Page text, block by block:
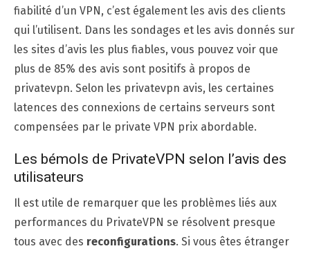
fiabilité d’un VPN, c’est également les avis des clients
qui l’utilisent. Dans les sondages et les avis donnés sur
les sites d’avis les plus fiables, vous pouvez voir que
plus de 85% des avis sont positifs à propos de
privatevpn. Selon les privatevpn avis, les certaines
latences des connexions de certains serveurs sont
compensées par le private VPN prix abordable.
Les bémols de PrivateVPN selon l’avis des
utilisateurs
Il est utile de remarquer que les problèmes liés aux
performances du PrivateVPN se résolvent presque
tous avec des reconfigurations. Si vous êtes étranger